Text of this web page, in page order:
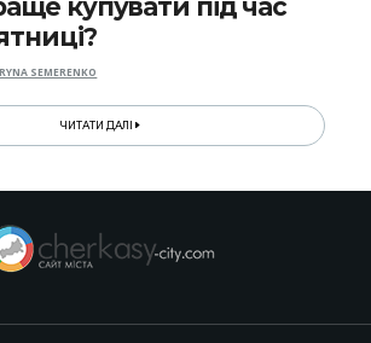
купувати під час
SEMERENKO
ЧИТАТИ ДАЛІ